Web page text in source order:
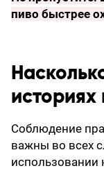
пиво быстрее
Соблюдение
важны во всех
использовании